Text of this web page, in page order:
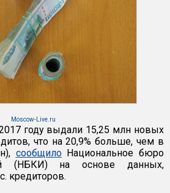
Moscow-Live.ru
году выдали 15,25 млн новых
что на 20,9% больше, чем в
сообщилоНациональное бюро
(НБКИ) на основе данных,
кредиторов.